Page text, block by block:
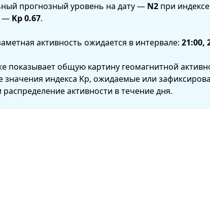
прогнозный уровень на дату — N2 при индексе
— Kp 0.67.
активность ожидается в интервале: 21:00,
показывает общую картину геомагнитной
значения индекса Kp, ожидаемые или
активности в течение дня.